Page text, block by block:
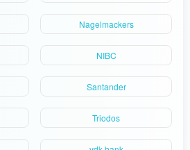
Nagelmackers
NIBC
Santander
Triodos